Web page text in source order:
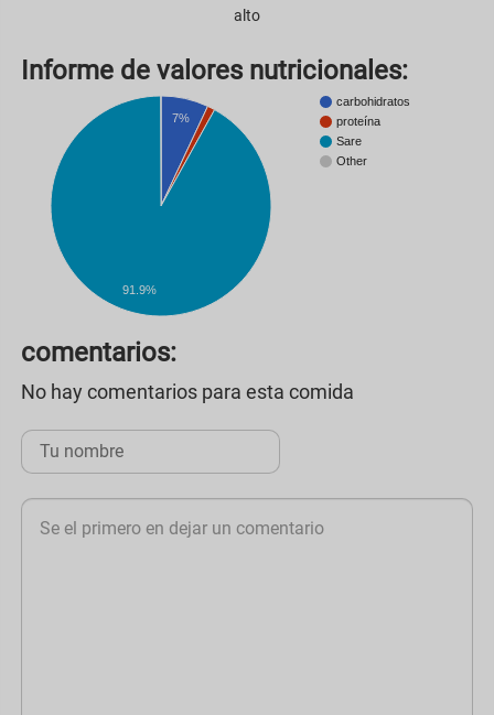
alto
Informe de valores nutricionales:
carbohidratos
proteína
Sare
Other
7%
91.9%
comentarios:
No hay comentarios para esta comida